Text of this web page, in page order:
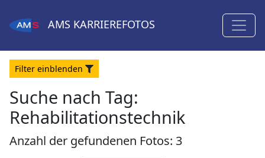
AMS KARRIEREFOTOS
Filter einblenden
Suche nach Tag:
Rehabilitationstechnik
Anzahl der gefundenen Fotos: 3